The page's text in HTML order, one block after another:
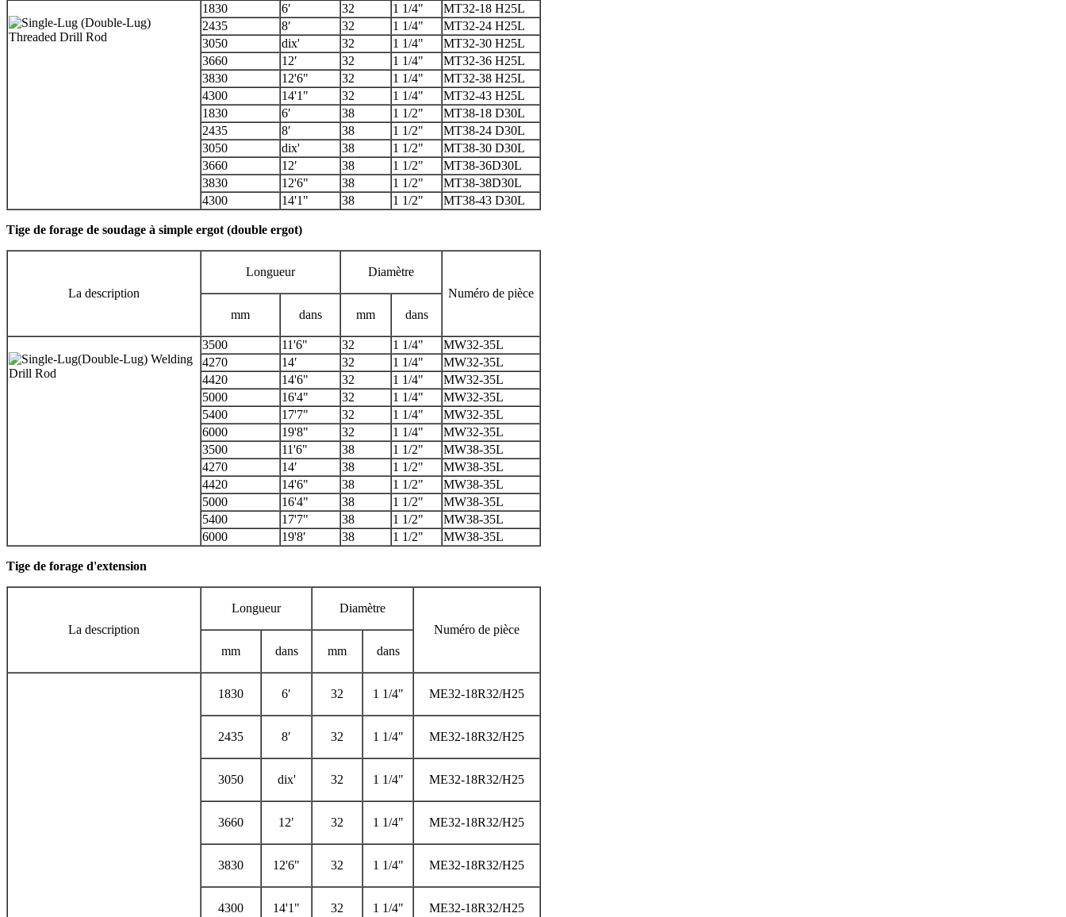
1830 6′ 32 1 1/4"
MT32-18 H25L
2435
8′ 32 1 1/4"
MT32-24 H25L
3050
dix' 32 1 1/4"
MT32-30 H25L
3660
12′ 32 1 1/4"
MT32-36 H25L
3830
12'6" 32 1 1/4"
MT32-38 H25L
4300
14'1" 32 1 1/4"
MT32-43 H25L
1830
6′ 38 1 1/2"
MT38-18 D30L
2435
8′ 38 1 1/2"
MT38-24 D30L
3050
dix' 38 1 1/2"
MT38-30 D30L
3660
12′ 38 1 1/2"
MT38-36D30L
3830
12'6" 38 1 1/2"
MT38-38D30L
4300
14'1" 38 1 1/2" MT38-43 D30L
Tige de forage de soudage à simple ergot (double ergot)
La description
Longueur
Diamètre
Numéro de pièce
mm
dans mm dans
3500 11'6" 32 1 1/4"
MW32-35L
4270
14′ 32 1 1/4"
MW32-35L
4420
14'6" 32 1 1/4"
MW32-35L
5000
16'4" 32 1 1/4"
MW32-35L
5400
17'7" 32 1 1/4"
MW32-35L
6000
19'8" 32 1 1/4"
MW32-35L
3500
11'6" 38 1 1/2"
MW38-35L
4270
14′ 38 1 1/2"
MW38-35L
4420
14'6" 38 1 1/2"
MW38-35L
5000
16'4" 38 1 1/2"
MW38-35L
5400
17'7" 38 1 1/2"
MW38-35L
6000
19'8′ 38 1 1/2" MW38-35L
Tige de forage d'extension
La description
Longueur
Diamètre
Numéro de pièce
mm
dans mm dans
1830 6′ 32 1 1/4" ME32-18R32/H25
2435 8′ 32 1 1/4" ME32-18R32/H25
3050 dix' 32 1 1/4" ME32-18R32/H25
3660 12′ 32 1 1/4" ME32-18R32/H25
3830 12'6" 32 1 1/4" ME32-18R32/H25
4300 14'1" 32 1 1/4" ME32-18R32/H25